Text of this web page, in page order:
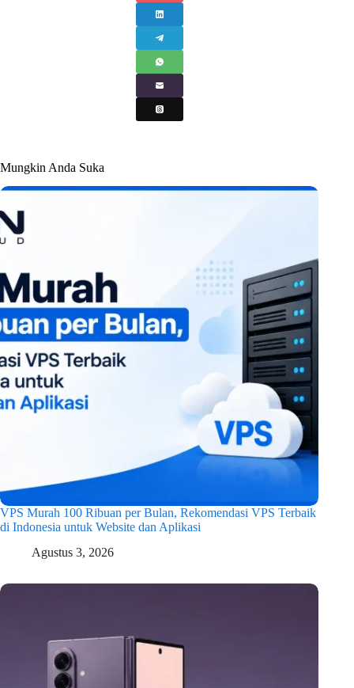
Mungkin Anda Suka
VPS Murah 100 Ribuan per Bulan, Rekomendasi VPS Terbaik
di Indonesia untuk Website dan Aplikasi
Agustus 3, 2026